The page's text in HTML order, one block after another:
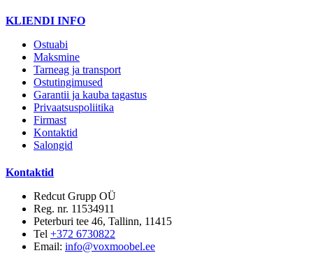
KLIENDI INFO
Ostuabi
Maksmine
Tarneag ja transport
Ostutingimused
Garantii ja kauba tagastus
Privaatsuspoliitika
Firmast
Kontaktid
Salongid
Kontaktid
Redcut Grupp OÜ
Reg. nr. 11534911
Peterburi tee 46, Tallinn, 11415
Tel +372 6730822
Email: info@voxmoobel.ee